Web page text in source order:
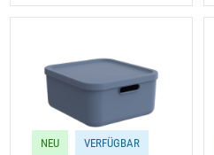
NEU VERFÜGBAR